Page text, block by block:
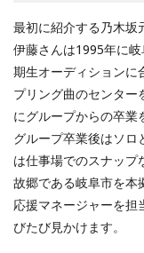
最初に紹介する乃木坂
伊藤さんは1995年に
期生オーディションに
プリング曲のセンタ
にグループからの卒業
グループ卒業後はソロ
は仕事場でのスナップ
故郷である岐阜市を本
応援マネージャーを担
びたび見かけます。